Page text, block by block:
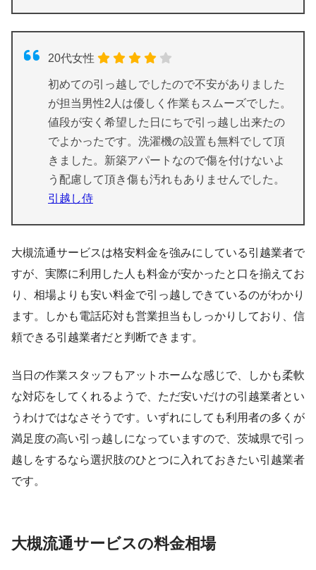
20代女性
初めての引っ越しでしたので不安がありました
が担当男性2人は優しく作業もスムーズでした。
値段が安く希望した日にちで引っ越し出来たの
でよかったです。洗濯機の設置も無料でして頂
きました。新築アパートなので傷を付けないよ
う配慮して頂き傷も汚れもありませんでした。
引越し侍
大槻流通サービスは格安料金を強みにしている引越業者で
すが、実際に利用した人も料金が安かったと口を揃えてお
り、相場よりも安い料金で引っ越しできているのがわかり
ます。しかも電話応対も営業担当もしっかりしており、信
頼できる引越業者だと判断できます。
当日の作業スタッフもアットホームな感じで、しかも柔軟
な対応をしてくれるようで、ただ安いだけの引越業者とい
うわけではなさそうです。いずれにしても利用者の多くが
満足度の高い引っ越しになっていますので、茨城県で引っ
越しをするなら選択肢のひとつに入れておきたい引越業者
です。
大槻流通サービスの料金相場